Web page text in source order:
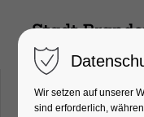
Wir setzen auf unserer
sind erforderlich,